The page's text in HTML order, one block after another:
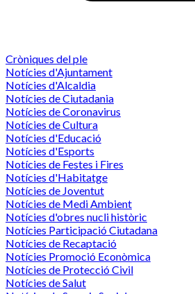
Cròniques del ple
Notícies d'Ajuntament
Notícies d'Alcaldia
Notícies de Ciutadania
Notícies de Coronavirus
Notícies de Cultura
Notícies d'Educació
Notícies d'Esports
Notícies de Festes i Fires
Notícies d'Habitatge
Notícies de Joventut
Notícies de Medi Ambient
Notícies d'obres nucli històric
Notícies Participació Ciutadana
Notícies de Recaptació
Notícies Promoció Econòmica
Notícies de Protecció Civil
Notícies de Salut